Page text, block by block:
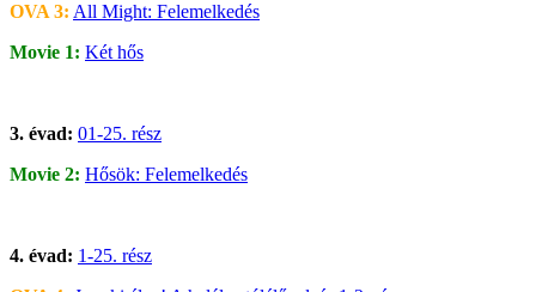
OVA 3: All Might: Felemelkedés
Movie 1: Két hős
3. évad: 01-25. rész
Movie 2: Hősök: Felemelkedés
4. évad: 1-25. rész